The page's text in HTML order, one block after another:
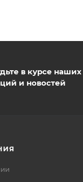
в курсе наших
и новостей